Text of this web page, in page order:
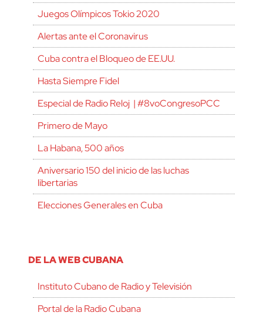
Juegos Olímpicos Tokio 2020
Alertas ante el Coronavirus
Cuba contra el Bloqueo de EE.UU.
Hasta Siempre Fidel
Especial de Radio Reloj | #8voCongresoPCC
Primero de Mayo
La Habana, 500 años
Aniversario 150 del inicio de las luchas
libertarias
Elecciones Generales en Cuba
DE LA WEB CUBANA
Instituto Cubano de Radio y Televisión
Portal de la Radio Cubana